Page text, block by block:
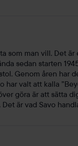
som man vill. Det är
sedan starten
Genom åren har
har valt att kalla
göra är att sätta
är vad Savo